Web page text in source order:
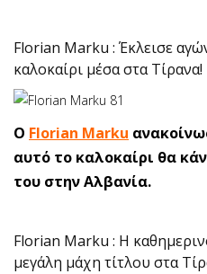
Florian Marku : Έκλεισε
καλοκαίρι μέσα στα Τίρανα!
O Florian Marku
αυτό το καλοκαίρι θα
του στην Αλβανία.
Florian Marku : Η
μεγάλη μάχη τίτλου στα